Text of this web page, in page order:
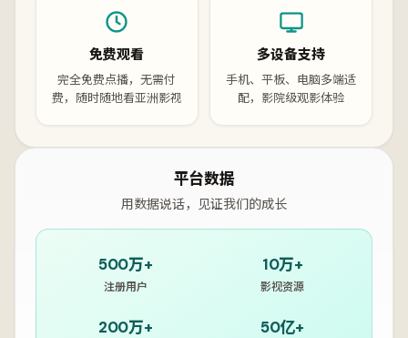
免费观看
完全免费点播，无需付
费，随时随地看亚洲影视
多设备支持
手机、平板、电脑多端适
配，影院级观影体验
平台数据
用数据说话，见证我们的成长
500万+
注册用户
10万+
影视资源
200万+ 50亿+